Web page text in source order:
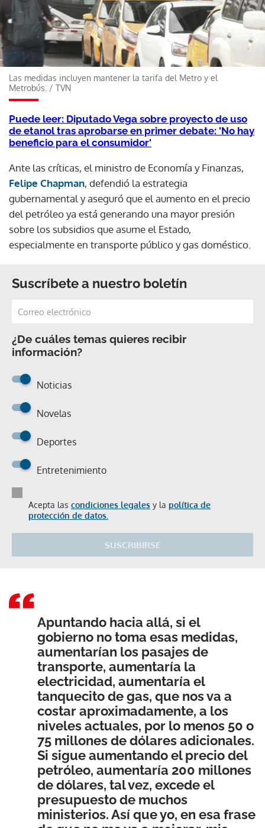
Las medidas incluyen mantener la tarifa del Metro y el
Metrobús. / TVN
Puede leer: Diputado Vega sobre proyecto de uso
de etanol tras aprobarse en primer debate: 'No hay
beneficio para el consumidor'
Ante las críticas, el ministro de Economía y Finanzas,
Felipe Chapman, defendió la estrategia
gubernamental y aseguró que el aumento en el precio
del petróleo ya está generando una mayor presión
sobre los subsidios que asume el Estado,
especialmente en transporte público y gas doméstico.
Suscríbete a nuestro boletín
¿De cuáles temas quieres recibir
información?
Noticias
Novelas
Deportes
Entretenimiento
Acepta las condiciones legales y la política de
protección de datos.
SUSCRIBIRSE
Apuntando hacia allá, si el
gobierno no toma esas medidas,
aumentarían los pasajes de
transporte, aumentaría la
electricidad, aumentaría el
tanquecito de gas, que nos va a
costar aproximadamente, a los
niveles actuales, por lo menos 50 o
75 millones de dólares adicionales.
Si sigue aumentando el precio del
petróleo, aumentaría 200 millones
de dólares, tal vez, excede el
presupuesto de muchos
ministerios. Así que yo, en esa frase